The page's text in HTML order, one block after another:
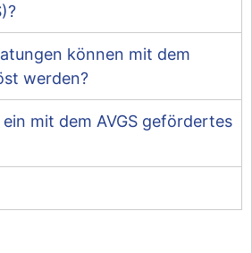
können mit dem
werden?
mit dem AVGS gefördertes